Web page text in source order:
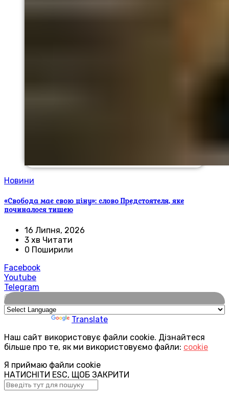
Новини
«Свобода має свою ціну»: слово Предстоятеля, яке
починалося тишею
16 Липня, 2026
3 хв Читати
0 Поширили
Facebook
Youtube
Telegram
🌍
Translate
Наш сайт використовує файли cookie. Дізнайтеся
більше про те, як ми використовуємо файли: cookie
Я приймаю файли cookie
НАТИСНІТИ ESC, ЩОБ ЗАКРИТИ